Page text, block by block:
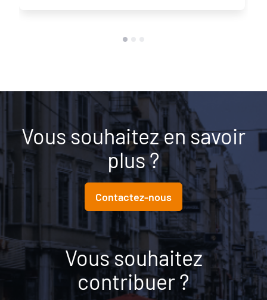
Vous souhaitez en savoir
plus ?
Contactez-nous
Vous souhaitez
contribuer ?